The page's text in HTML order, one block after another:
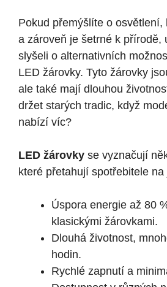
Pokud přemýšlíte o osvětlení,
a zároveň je šetrné k přírodě,
slyšeli o alternativních
LED žárovky. Tyto žárovky
ale také mají dlouhou
držet starých tradic, když
nabízí víc?
LED žárovky se vyznačují
které přetahují spotřebitele
Úspora energie až 80
klasickými žárovkami.
Dlouhá životnost,
hodin.
Rychlé zapnutí a